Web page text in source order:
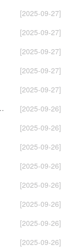
[2025-09-27]
[2025-09-27]
[2025-09-27]
[2025-09-27]
[2025-09-27]
故障怎么处理？
[2025-09-26]
[2025-09-26]
[2025-09-26]
[2025-09-26]
[2025-09-26]
[2025-09-26]
[2025-09-26]
[2025-09-26]